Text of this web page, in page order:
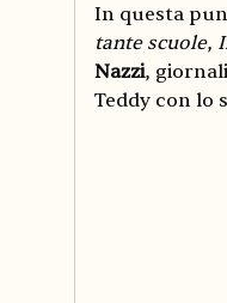
In questa
tante scuole,
Nazzi,
Teddy con lo